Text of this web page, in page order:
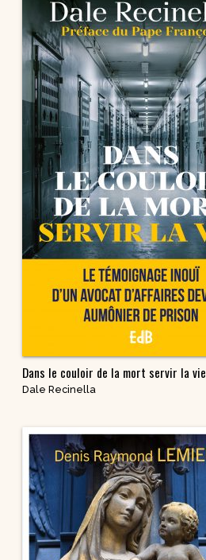
Dans le couloir de la mort servir la vie
Dale Recinella